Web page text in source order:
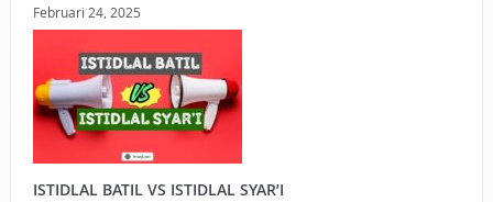
Februari 24, 2025
ISTIDLAL BATIL VS ISTIDLAL SYAR’I